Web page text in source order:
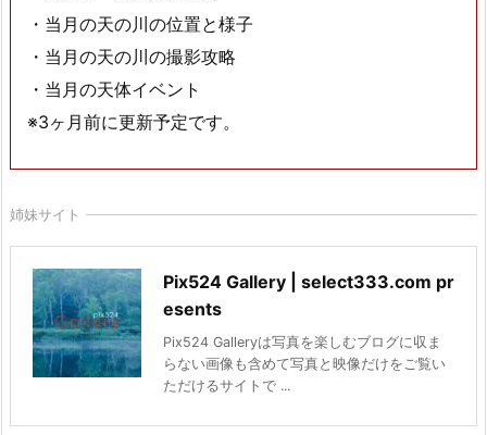
・当月の天の川の位置と様子
・当月の天の川の撮影攻略
・当月の天体イベント
※3ヶ月前に更新予定です。
姉妹サイト
Pix524 Gallery | select333.com pr
esents
Pix524 Galleryは写真を楽しむブログに収ま
らない画像も含めて写真と映像だけをご覧い
ただけるサイトで ...